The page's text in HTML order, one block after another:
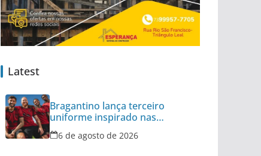
Latest
Bragantino lança terceiro
uniforme inspirado nas
categorias de base
6 de agosto de 2026